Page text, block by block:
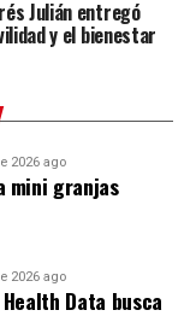
entre otros.
anuló
por
Medellín 2023
que incluye
asumir el 45 %
a los entes de
y para
Julián entregó
y el bienestar
2026 ago
mini granjas
2026 ago
Data busca